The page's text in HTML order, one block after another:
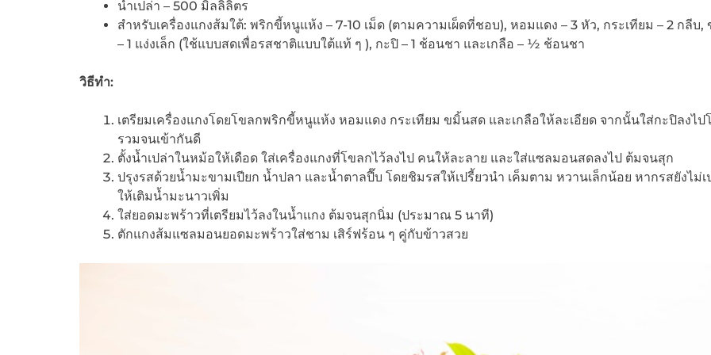
น้ำเปล่า – 500 มิลลิลิตร
สำหรับเครื่องแกงส้มใต้: พริกขี้หนูแห้ง – 7-10 เม็ด (ตามความเผ็ดที่ชอบ), หอมแดง – 3 หัว, กระเทียม – 2 กลีบ
– 1 แง่งเล็ก (ใช้แบบสดเพื่อรสชาติแบบใต้แท้ ๆ ), กะปิ – 1 ช้อนชา และเกลือ – ½ ช้อนชา
วิธีทำ:
เตรียมเครื่องแกงโดยโขลกพริกขี้หนูแห้ง หอมแดง กระเทียม ขมิ้นสด และเกลือให้ละเอียด จากนั้นใส่กะปิลงไป
รวมจนเข้ากันดี
ตั้งน้ำเปล่าในหม้อให้เดือด ใส่เครื่องแกงที่โขลกไว้ลงไป คนให้ละลาย และใส่แซลมอนสดลงไป ต้มจนสุก
ปรุงรสด้วยน้ำมะขามเปียก น้ำปลา และน้ำตาลปี๊บ โดยชิมรสให้เปรี้ยวนำ เค็มตาม หวานเล็กน้อย หากรสยังไม่เ
ให้เติมน้ำมะนาวเพิ่ม
ใส่ยอดมะพร้าวที่เตรียมไว้ลงในน้ำแกง ต้มจนสุกนิ่ม (ประมาณ 5 นาที)
ตักแกงส้มแซลมอนยอดมะพร้าวใส่ชาม เสิร์ฟร้อน ๆ คู่กับข้าวสวย